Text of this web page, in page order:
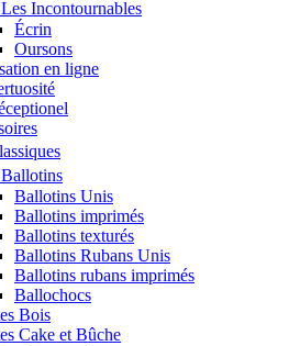
Les Incontournables
Écrin
Oursons
en ligne
Ballotins
Ballotins Unis
Ballotins imprimés
Ballotins texturés
Ballotins Rubans Unis
Ballotins rubans imprimés
Ballochocs
Bois
Cake et Bûche